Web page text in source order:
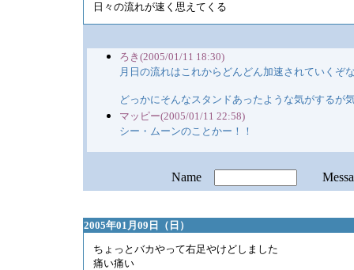
日々の流れが速く思えてくる
ろき(2005/01/11 18:30)
月日の流れはこれからどんどん加速されていくぞ
どっかにそんなスタンドあったような気がするが
マッピー(2005/01/11 22:58)
シー・ムーンのことかー！！
Name
2005年01月09日（日）
ちょっとバカやって右足やけどしました
痛い痛い